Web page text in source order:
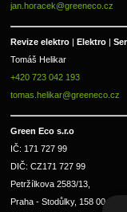
jan.horacek@greeneco.cz
Revize elektro | Elektro |
Tomáš Helikar
+420 723 042 193
tomas.helikar@greeneco.cz
Green Eco s.r.o
IČ: 171 727 99
DIČ: CZ171 727 99
Petržílkova 2583/13,
Praha - Stodůlky, 158 00